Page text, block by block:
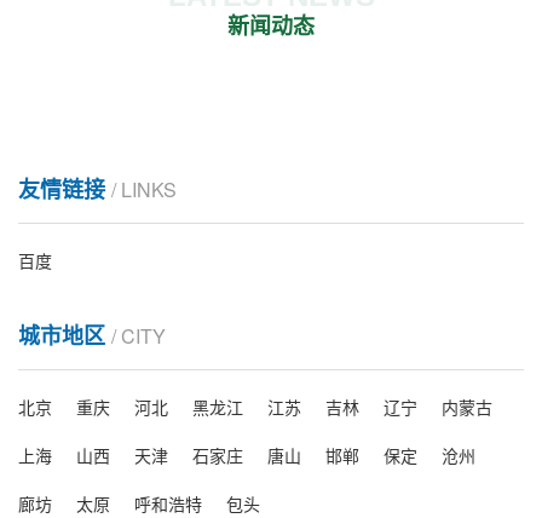
新闻动态
友情链接 / LINKS
百度
城市地区 / CITY
北京 重庆 河北 黑龙江 江苏 吉林 辽宁
内蒙古
上海
山西 天津 石家庄 唐山 邯郸 保定
沧州
廊坊
太原 呼和浩特 包头